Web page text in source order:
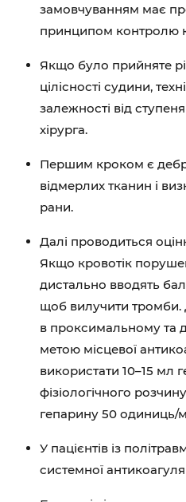
замовчуванням має
принципом контролю
Якщо було прийняте
цілісності судини,
залежності від
хірурга.
Першим кроком є
відмерлих тканин і
рани.
Далі проводиться
Якщо кровотік
дистально вводять
щоб вилучити
в проксимальному та
метою місцевої
використати 10–15 мл
фізіологічного
гепарину 50 одиниць/
У пацієнтів із
системної